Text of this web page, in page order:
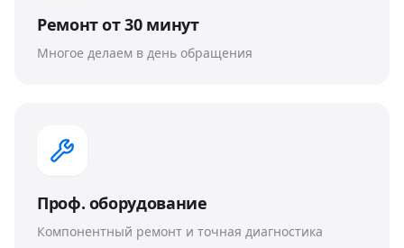
Ремонт от 30 минут
Многое делаем в день обращения
Проф. оборудование
Компонентный ремонт и точная диагностика